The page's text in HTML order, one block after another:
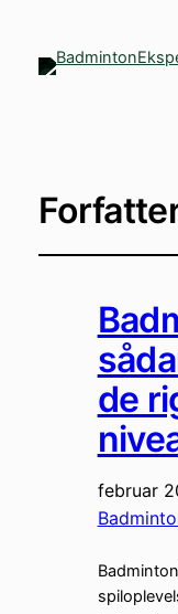
de
februar